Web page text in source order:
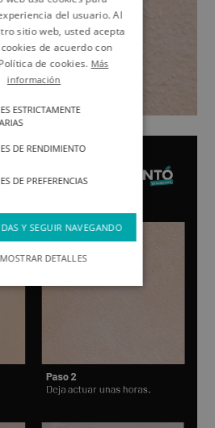
del usuario. Al
sitio web, usted acepta
de acuerdo con
de cookies. Más
información
ESTRICTAMENTE
DE RENDIMIENTO
DE PREFERENCIAS
Y SEGUIR NAVEGANDO
MOSTRAR DETALLES